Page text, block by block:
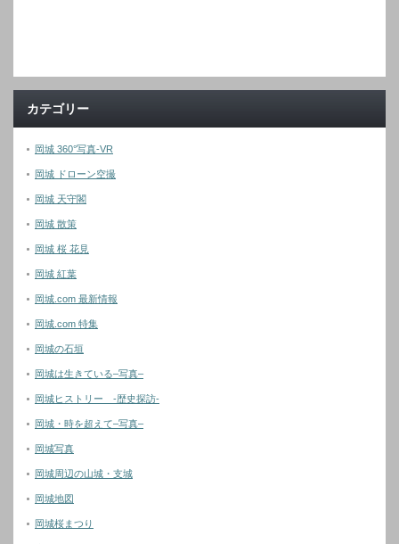
カテゴリー
岡城 360°写真-VR
岡城 ドローン空撮
岡城 天守閣
岡城 散策
岡城 桜 花見
岡城 紅葉
岡城.com 最新情報
岡城.com 特集
岡城の石垣
岡城は生きている–写真–
岡城ヒストリー -歴史探訪-
岡城・時を超えて–写真–
岡城写真
岡城周辺の山城・支城
岡城地図
岡城桜まつり